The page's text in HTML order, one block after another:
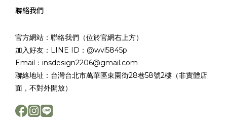
聯絡我們
官方網站：聯絡我們（位於官網右上方）
加入好友：LINE ID：@wvl5845p
Email：insdesign2206@gmail.com
聯絡地址：台灣台北市萬華區東園街28巷58號2樓（非實體店
面，不對外開放）